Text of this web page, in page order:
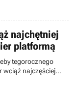
ponad 25
firmy Activision w
najchętniej
platformą
tegorocznego
wciąż najczęściej
platform dla